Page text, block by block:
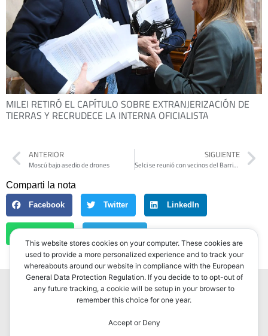
MILEI RETIRÓ EL CAPÍTULO SOBRE EXTRANJERIZACIÓN DE
TIERRAS Y RECRUDECE LA INTERNA OFICIALISTA
ANTERIOR
Moscú bajo asedio de drones
SIGUIENTE
Selci se reunió con vecinos del Barrio Inglés y presentó sus 50 propuestas para Hurlingham
Comparti la nota
Facebook Twitter LinkedIn
This website stores cookies on your computer. These cookies are
used to provide a more personalized experience and to track your
whereabouts around our website in compliance with the European
General Data Protection Regulation. If you decide to to opt-out of
any future tracking, a cookie will be setup in your browser to
remember this choice for one year.
Accept or Deny